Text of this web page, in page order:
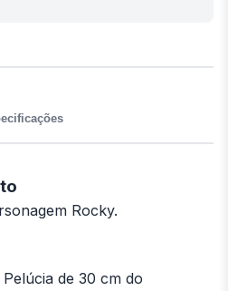
Rocky.
de 30 cm do